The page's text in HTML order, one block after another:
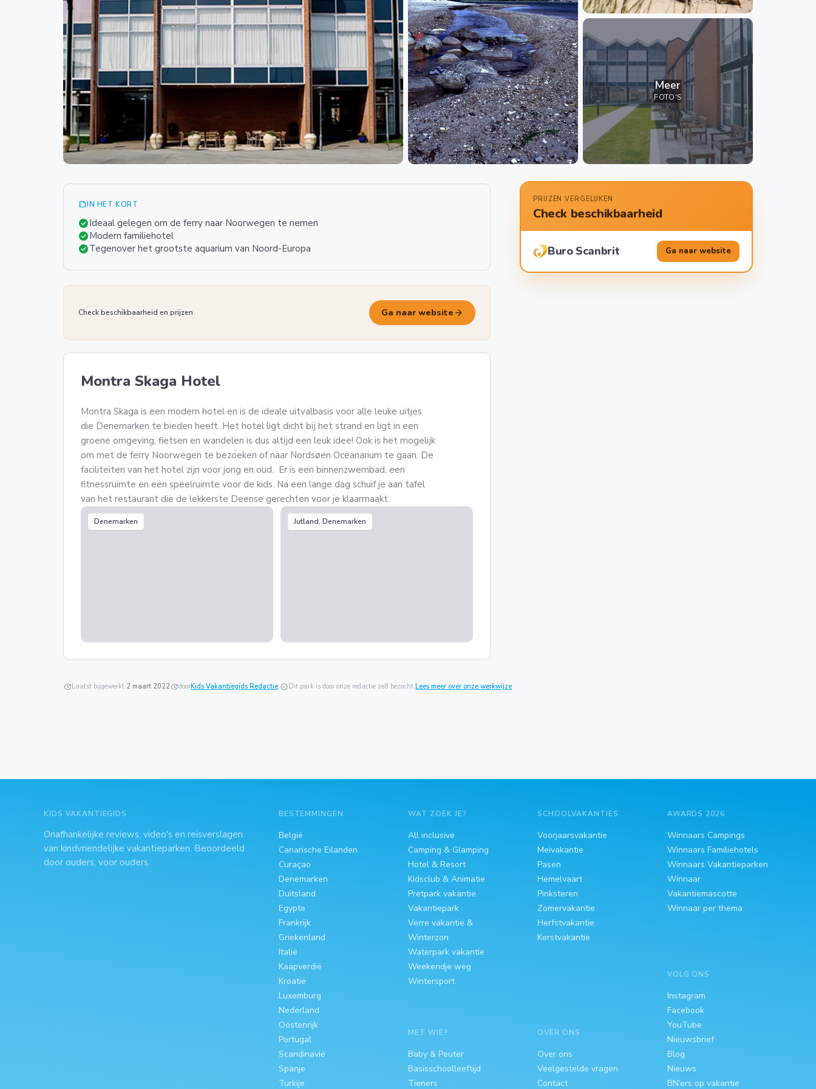
Meer
FOTO'S
summarizeIN HET KORT
check_circleIdeaal gelegen om de ferry naar Noorwegen te nemen
check_circleModern familiehotel
check_circleTegenover het grootste aquarium van Noord-Europa
PRIJZEN VERGELIJKEN
Check beschikbaarheid
Buro Scanbrit Ga naar website
Check beschikbaarheid en prijzen Ga naar website arrow_forward
Montra Skaga Hotel
Montra Skaga is een modern hotel en is de ideale uitvalbasis voor alle leuke uitjes
die Denemarken te bieden heeft. Het hotel ligt dicht bij het strand en ligt in een
groene omgeving, fietsen en wandelen is dus altijd een leuk idee! Ook is het mogelijk
om met de ferry Noorwegen te bezoeken of naar Nordsøen Oceanarium te gaan. De
faciliteiten van het hotel zijn voor jong en oud. Er is een binnenzwembad, een
fitnessruimte en een speelruimte voor de kids. Na een lange dag schuif je aan tafel
van het restaurant die de lekkerste Deense gerechten voor je klaarmaakt.
Denemarken Jutland, Denemarken
updateLaatst bijgewerkt:2 maart 2022updatedoorKids Vakantiegids Redactie.verifiedDit park is door onze redactie zelf bezocht.Lees meer over onze werkwijze.
KIDS VAKANTIEGIDS
Onafhankelijke reviews, video's en reisverslagen
van kindvriendelijke vakantieparken. Beoordeeld
door ouders, voor ouders.
BESTEMMINGEN
België
Canarische Eilanden
Curaçao
Denemarken
Duitsland
Egypte
Frankrijk
Griekenland
Italië
Kaapverdië
Kroatië
Luxemburg
Nederland
Oostenrijk
Portugal
Scandinavië
Spanje
Turkije
WAT ZOEK JE?
All inclusive
Camping & Glamping
Hotel & Resort
Kidsclub & Animatie
Pretpark vakantie
Vakantiepark
Verre vakantie &
Winterzon
Waterpark vakantie
Weekendje weg
Wintersport
MET WIE?
Baby & Peuter
Basisschoolleeftijd
Tieners
SCHOOLVAKANTIES
Voorjaarsvakantie
Meivakantie
Pasen
Hemelvaart
Pinksteren
Zomervakantie
Herfstvakantie
Kerstvakantie
OVER ONS
Over ons
Veelgestelde vragen
Contact
AWARDS 2026
Winnaars Campings
Winnaars Familiehotels
Winnaars Vakantieparken
Winnaar
Vakantiemascotte
Winnaar per thema
VOLG ONS
Instagram
Facebook
YouTube
Nieuwsbrief
Blog
Nieuws
BN’ers op vakantie